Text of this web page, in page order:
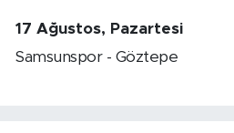
17 Ağustos, Pazartesi
Samsunspor - Göztepe